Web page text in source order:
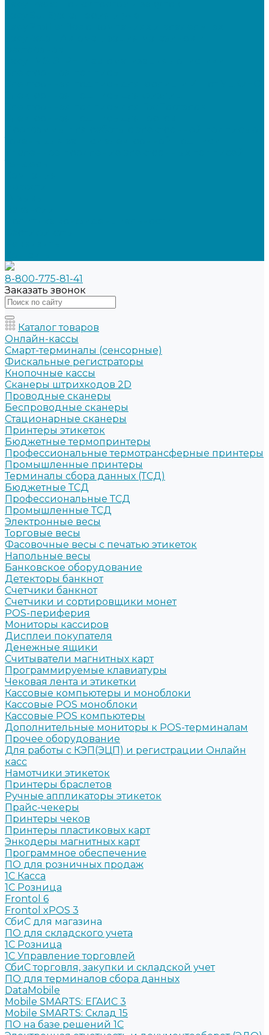
8-800-775-81-41
Заказать звонок
Каталог товаров
Онлайн-кассы
Смарт-терминалы (сенсорные)
Фискальные регистраторы
Кнопочные кассы
Сканеры штрихкодов 2D
Проводные сканеры
Беспроводные сканеры
Стационарные сканеры
Принтеры этикеток
Бюджетные термопринтеры
Профессиональные термотрансферные принтеры
Промышленные принтеры
Терминалы сбора данных (ТСД)
Бюджетные ТСД
Профессиональные ТСД
Промышленные ТСД
Электронные весы
Торговые весы
Фасовочные весы с печатью этикеток
Напольные весы
Банковское оборудование
Детекторы банкнот
Счетчики банкнот
Счетчики и сортировщики монет
POS-периферия
Мониторы кассиров
Дисплеи покупателя
Денежные ящики
Считыватели магнитных карт
Программируемые клавиатуры
Чековая лента и этикетки
Кассовые компьютеры и моноблоки
Кассовые POS моноблоки
Кассовые POS компьютеры
Дополнительные мониторы к POS-терминалам
Прочее оборудование
Для работы с КЭП(ЭЦП) и регистрации Онлайн
касс
Намотчики этикеток
Принтеры браслетов
Ручные аппликаторы этикеток
Прайс-чекеры
Принтеры чеков
Принтеры пластиковых карт
Энкодеры магнитных карт
Программное обеспечение
ПО для розничных продаж
1C Касса
1С Розница
Frontol 6
Frontol xPOS 3
СбиС для магазина
ПО для складского учета
1C Розница
1С Управление торговлей
СбиС торговля, закупки и складской учет
ПО для терминалов сбора данных
DataMobile
Mobile SMARTS: ЕГАИС 3
Mobile SMARTS: Склад 15
ПО на базе решений 1С